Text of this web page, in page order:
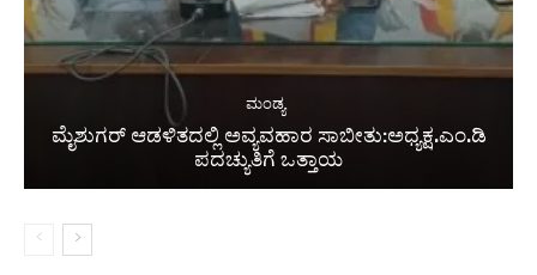
ಮಂಡ್ಯ
ಮೈಶುಗರ್ ಆಡಳಿತದಲ್ಲಿ ಅವ್ಯವಹಾರ ಸಾಬೀತು:ಅಧ್ಯಕ್ಷ.ಎಂ.ಡಿ
ಪದಚ್ಯುತಿಗೆ ಒತ್ತಾಯ